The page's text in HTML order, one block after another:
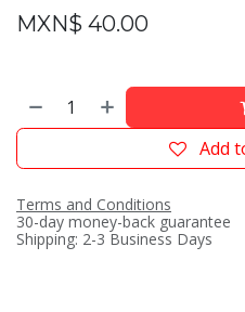
MXN$ 40.00
Add
Terms and Conditions
30-day money-back guarantee
Shipping: 2-3 Business Days